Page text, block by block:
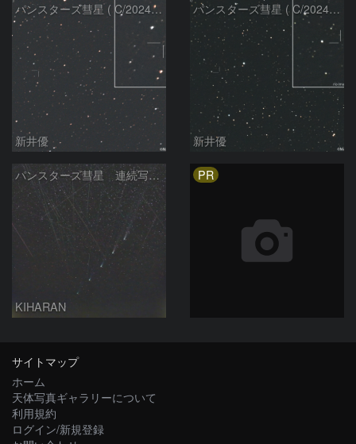
パンスターズ彗星 ( C/2024R4 )：2026/06/28
新井優
パンスターズ彗星 ( C/2024G4 )の予報位置：2026/06/23
新井優
パンスターズ彗星 連続写真 再処理
KIHARAN
PR
サイトマップ
ホーム
天体写真ギャラリーについて
利用規約
ログイン/新規登録